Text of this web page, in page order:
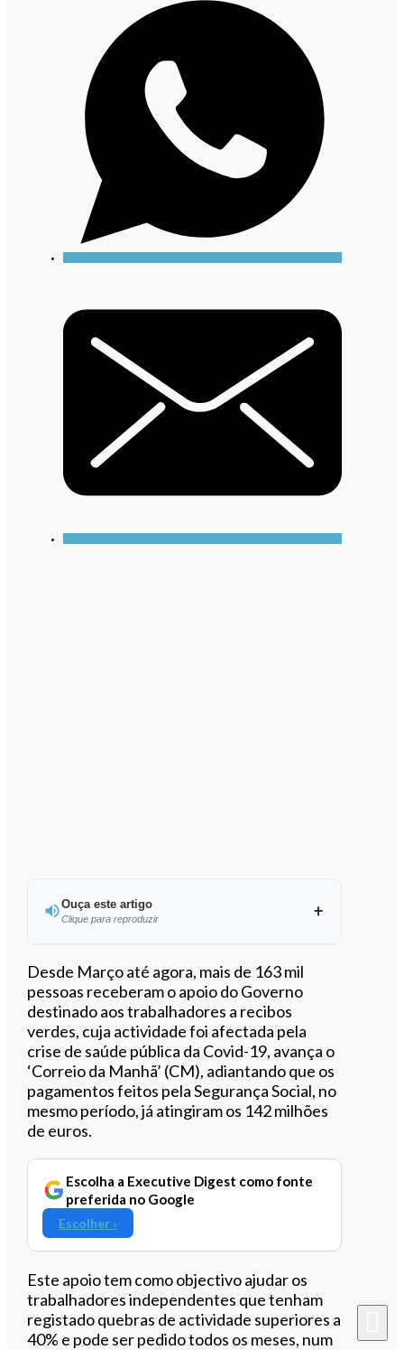
Ouça este artigo
Clique para reproduzir
Ouvir este artigo
Desde Março até agora, mais de 163 mil
pessoas receberam o apoio do Governo
destinado aos trabalhadores a recibos
verdes, cuja actividade foi afectada pela
crise de saúde pública da Covid-19, avança o
‘Correio da Manhã’ (CM), adiantando que os
pagamentos feitos pela Segurança Social, no
mesmo período, já atingiram os 142 milhões
de euros.
Escolha a Executive Digest como fonte
preferida no Google
Escolher ›
Este apoio tem como objectivo ajudar os
trabalhadores independentes que tenham
registado quebras de actividade superiores a
40% e pode ser pedido todos os meses, num